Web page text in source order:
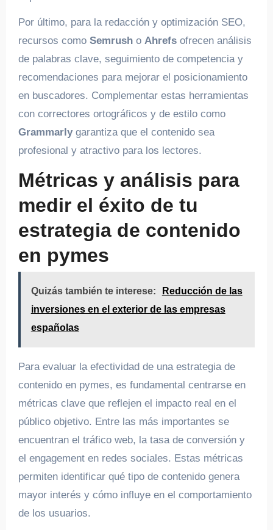
Por último, para la redacción y optimización SEO,
recursos como Semrusho Ahrefsofrecen análisis
de palabras clave, seguimiento de competencia y
recomendaciones para mejorar el posicionamiento
en buscadores. Complementar estas herramientas
con correctores ortográficos y de estilo como
Grammarlygarantiza que el contenido sea
profesional y atractivo para los lectores.
Métricas y análisis para
medir el éxito de tu
estrategia de contenido
en pymes
Quizás también te interese:
Reducción de las
inversiones en el exterior de las empresas
españolas
Para evaluar la efectividad de una estrategia de
contenido en pymes, es fundamental centrarse en
métricas clave que reflejen el impacto real en el
público objetivo. Entre las más importantes se
encuentran el tráfico web, la tasa de conversión y
el engagement en redes sociales. Estas métricas
permiten identificar qué tipo de contenido genera
mayor interés y cómo influye en el comportamiento
de los usuarios.